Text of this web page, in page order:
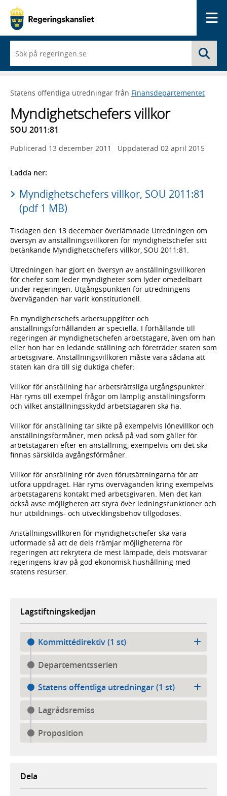
du
börjar
skriva
framträder
lista
med
sökförslag
Statens offentliga utredningar från Finansdepartementet
Myndighetschefers villkor
SOU 2011:81
Publicerad 13 december 2011 Uppdaterad 02 april 2015
Ladda ner:
Myndighetschefers villkor, SOU 2011:81
(pdf 1 MB)
Tisdagen den 13 december överlämnade Utredningen om
översyn av anställningsvillkoren för myndighetschefer sitt
betänkande Myndighetschefers villkor, SOU 2011:81.
Utredningen har gjort en översyn av anställningsvillkoren
för chefer som leder myndigheter som lyder omedelbart
under regeringen. Utgångspunkten för utredningens
överväganden har varit konstitutionell.
En myndighetschefs arbetsuppgifter och
anställningsförhållanden är speciella. I förhållande till
regeringen är myndighetschefen arbetstagare, även om han
eller hon har en ledande ställning och företräder staten som
arbetsgivare. Anställningsvillkoren måste vara sådana att
staten kan dra till sig duktiga chefer:
Villkor för anställning har arbetsrättsliga utgångspunkter.
Här ryms till exempel frågor om lämplig anställningsform
och vilket anställningsskydd arbetstagaren ska ha.
Villkor för anställning tar sikte på exempelvis lönevillkor och
anställningsförmåner, men också på vad som gäller för
arbetstagaren efter en anställning, exempelvis om det ska
finnas särskilda avgångsförmåner.
Villkor för anställning rör även förutsättningarna för att
utföra uppdraget. Här ryms överväganden kring exempelvis
arbetstagarens kontakt med arbetsgivaren. Men det kan
också avse möjligheten att styra över ledningsfunktioner och
hur utbildnings- och utvecklingsbehov tillgodoses.
Anställningsvillkoren för myndighetschefer ska vara
utformade så att de dels främjar möjligheterna för
regeringen att rekrytera de mest lämpade, dels motsvarar
regeringens krav på god ekonomisk hushållning med
statens resurser.
Lagstiftningskedjan
Kommittédirektiv (1 st)
Departementsserien
Statens offentliga utredningar (1 st)
Lagrådsremiss
Proposition
Dela